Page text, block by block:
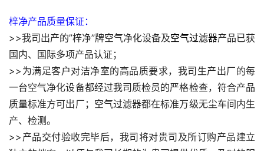
梓净产品质量保证：
>>我司出产的”梓净”牌空气净化设备及空气过滤器产品已获
国内、国际多项产品认证；
>>为满足客户对洁净室的高品质要求，我司生产出厂的每
一台空气净化设备都经过我司质检员的严格检查，符合产品
质量标准方可出厂；空气过滤器都在标准万级无尘车间内生
产、检测。
>>产品交付验收完毕后，我司将对贵司及所订购产品建立